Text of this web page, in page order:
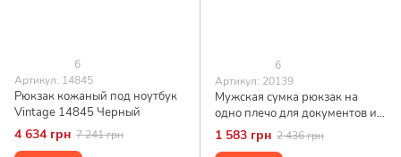
6
Артикул: 14845
Рюкзак кожаный под ноутбук
Vintage 14845 Черный
4 634 грн 7 241 грн
6
Артикул: 20139
Мужская сумка рюкзак на
одно плечо для документов и
города Vintage 20139 Синяя
1 583 грн 2 436 грн